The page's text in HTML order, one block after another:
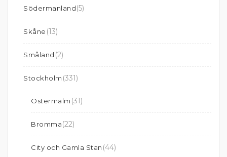
Södermanland(5)
Skåne (13)
Småland (2)
Stockholm (331)
Östermalm (31)
Bromma(22)
City och Gamla Stan (44)